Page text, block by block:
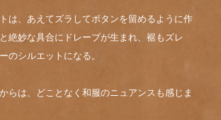
は、あえてズラしてボタンを留めるように作
絶妙な具合にドレープが生まれ、裾もズレ
のシルエットになる。
らは、どことなく和服のニュアンスも感じま